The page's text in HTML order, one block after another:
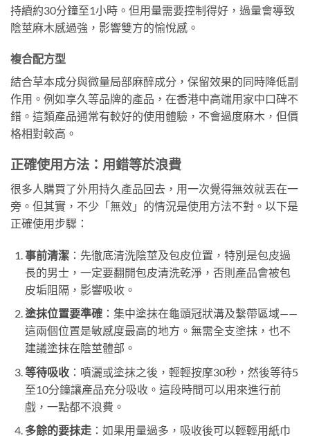
持續約30分鐘至1小時。但用量需要控制得好，過量會導致
陰莖麻木感過強，影響雙方的愉悅感。
複合配方型
結合草本成分與微量局部麻醉成分，保留效果的同時降低副
作用。例如享久等品牌的產品，在香港中高端用家中口碑不
錯。這類產品通常有較好的使用體驗，不會過度麻木，但價
格相對較高。
正確使用方法：用錯等於浪費
很多人購買了外用持久產品回去，用一次覺得無效就丟在一
旁。但其實，不少「無效」的情況是使用方法不對。以下是
正確使用步驟：
事前清潔：先徹底清洗陰莖及包皮位置，特別是包皮過
長的男士，一定要翻開包皮清洗乾淨，否則產品會被包
皮垢阻隔，影響吸收。
塗抹位置要準確：集中塗抹在龜頭冠狀溝及繫帶區域——
這兩個位置是敏感度最高的地方。無需全支塗抹，也不
建議塗抹在陰莖體部。
等待吸收：噴灑或塗抹之後，輕輕按摩30秒，然後等待5
至10分鐘讓產品充分吸收。這段時間可以用來進行前
戲，一點都不浪費。
多餘的要抹走：如果用量過多，吸收後可以輕輕用紙巾